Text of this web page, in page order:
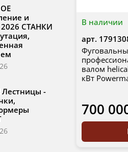
В наличии
арт.
валом
кВт
700
и
СТАНКИ
-